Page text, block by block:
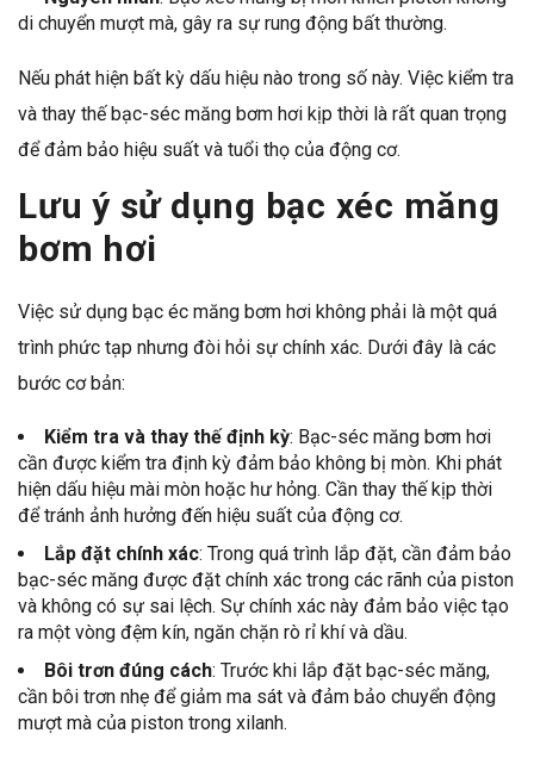
di chuyển mượt mà, gây ra sự rung động bất thường.
Nếu phát hiện bất kỳ dấu hiệu nào trong số này. Việc kiểm tra
và thay thế bạc-séc măng bơm hơi kịp thời là rất quan trọng
để đảm bảo hiệu suất và tuổi thọ của động cơ.
Lưu ý sử dụng bạc xéc măng
bơm hơi
Việc sử dụng bạc éc măng bơm hơi không phải là một quá
trình phức tạp nhưng đòi hỏi sự chính xác. Dưới đây là các
bước cơ bản:
Kiểm tra và thay thế định kỳ: Bạc-séc măng bơm hơi
cần được kiểm tra định kỳ đảm bảo không bị mòn. Khi phát
hiện dấu hiệu mài mòn hoặc hư hỏng. Cần thay thế kịp thời
để tránh ảnh hưởng đến hiệu suất của động cơ.
Lắp đặt chính xác: Trong quá trình lắp đặt, cần đảm bảo
bạc-séc măng được đặt chính xác trong các rãnh của piston
và không có sự sai lệch. Sự chính xác này đảm bảo việc tạo
ra một vòng đệm kín, ngăn chặn rò rỉ khí và dầu.
Bôi trơn đúng cách: Trước khi lắp đặt bạc-séc măng,
cần bôi trơn nhẹ để giảm ma sát và đảm bảo chuyển động
mượt mà của piston trong xilanh.